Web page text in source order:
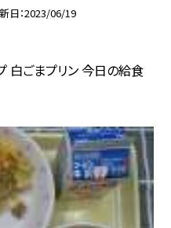
日 2023/06/19
白ごまプリン 今日の給食